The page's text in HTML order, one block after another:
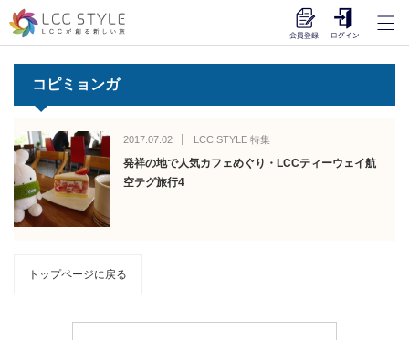
コピミョンガ
2017.07.02 LCC STYLE 特集
発祥の地で人気カフェめぐり・LCCティーウェイ航
空テグ旅行4
トップページに戻る